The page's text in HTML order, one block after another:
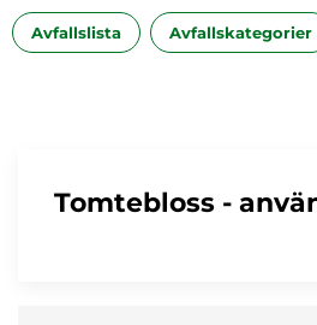
Avfallslista Avfallskategorier
Tomtebloss -